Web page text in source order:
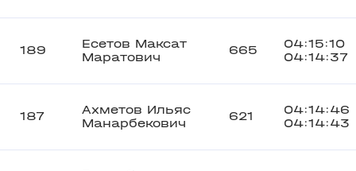
189
Есетов Максат
Маратович
665
04:15:10
04:14:37
187
Ахметов Ильяс
Манарбекович
621
04:14:46
04:14:43